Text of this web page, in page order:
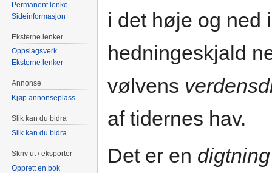
i det høje og ned
hedningeskjald
vølvens
af tidernes hav.
Det er en digtning
Permanent lenke
Sideinformasjon
Eksterne lenker
Oppslagsverk
Eksterne lenker
Annonse
Kjøp annonseplass
Slik kan du bidra
Slik kan du bidra
Skriv ut / eksporter
Opprett en bok